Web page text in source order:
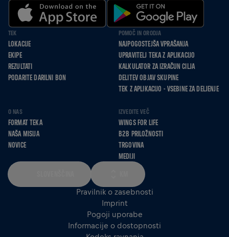
TEK
LOKACIJE
EKIPE
REZULTATI
PODARITE DARILNI BON
POMOČ IN ORODJA
NAJPOGOSTEJŠA VPRAŠANJA
UPRAVITELJ TEKA Z APLIKACIJO
KALKULATOR ZA IZRAČUN CILJA
DELITEV OBJAV SKUPINE
TEK Z APLIKACIJO - VSEBINE ZA DELJENJE
O NAS
FORMAT TEKA
NAŠA MISIJA
NOVICE
IZVEDITE VEČ
WINGS FOR LIFE
B2B PRILOŽNOSTI
TRGOVINA
MEDIJI
Pravilnik o zasebnosti
Imprint
Pogoji uporabe
Informacije o dostopnosti